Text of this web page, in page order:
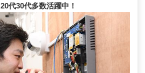
代30代多数活躍中！